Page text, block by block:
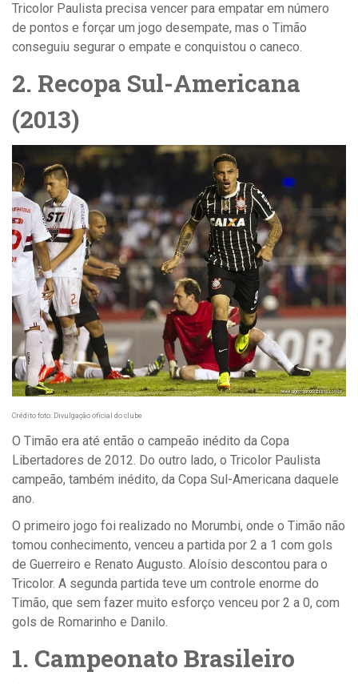
Tricolor Paulista precisa vencer para empatar em número
de pontos e forçar um jogo desempate, mas o Timão
conseguiu segurar o empate e conquistou o caneco.
2. Recopa Sul-Americana
(2013)
Crédito foto: Divulgação oficial do clube
O Timão era até então o campeão inédito da Copa
Libertadores de 2012. Do outro lado, o Tricolor Paulista
campeão, também inédito, da Copa Sul-Americana daquele
ano.
O primeiro jogo foi realizado no Morumbi, onde o Timão não
tomou conhecimento, venceu a partida por 2 a 1 com gols
de Guerreiro e Renato Augusto. Aloísio descontou para o
Tricolor. A segunda partida teve um controle enorme do
Timão, que sem fazer muito esforço venceu por 2 a 0, com
gols de Romarinho e Danilo.
1. Campeonato Brasileiro